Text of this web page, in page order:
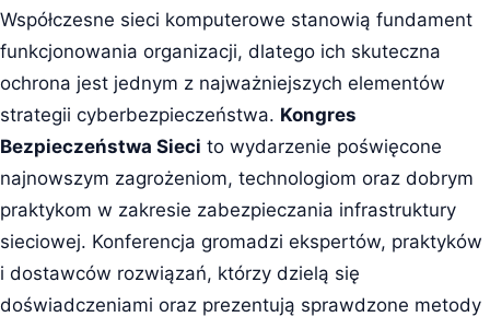
Współczesne sieci komputerowe stanowią fundament
funkcjonowania organizacji, dlatego ich skuteczna
ochrona jest jednym z najważniejszych elementów
strategii cyberbezpieczeństwa. Kongres
Bezpieczeństwa Sieci to wydarzenie poświęcone
najnowszym zagrożeniom, technologiom oraz dobrym
praktykom w zakresie zabezpieczania infrastruktury
sieciowej. Konferencja gromadzi ekspertów, praktyków
i dostawców rozwiązań, którzy dzielą się
doświadczeniami oraz prezentują sprawdzone metody